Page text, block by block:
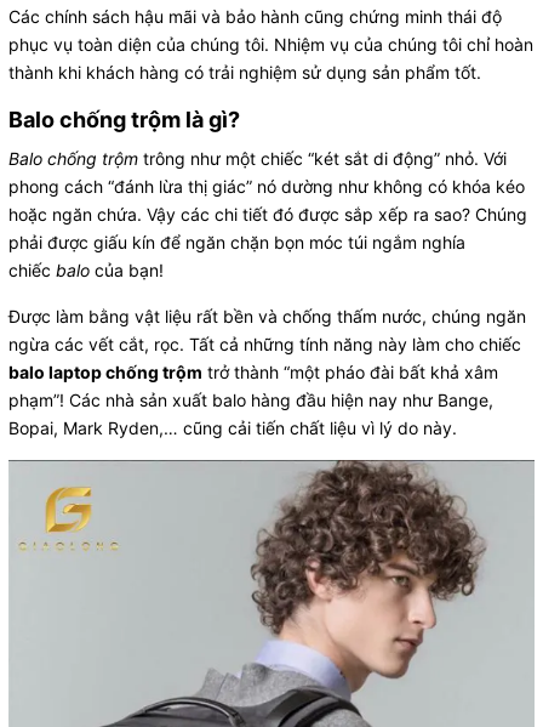
Các chính sách hậu mãi và bảo hành cũng chứng minh thái độ
phục vụ toàn diện của chúng tôi. Nhiệm vụ của chúng tôi chỉ hoàn
thành khi khách hàng có trải nghiệm sử dụng sản phẩm tốt.
Balo chống trộm là gì?
Balo chống trộm trông như một chiếc “két sắt di động” nhỏ. Với
phong cách “đánh lừa thị giác” nó dường như không có khóa kéo
hoặc ngăn chứa. Vậy các chi tiết đó được sắp xếp ra sao? Chúng
phải được giấu kín để ngăn chặn bọn móc túi ngắm nghía
chiếc balo của bạn!
Được làm bằng vật liệu rất bền và chống thấm nước, chúng ngăn
ngừa các vết cắt, rọc. Tất cả những tính năng này làm cho chiếc
balo laptop chống trộm trở thành “một pháo đài bất khả xâm
phạm”! Các nhà sản xuất balo hàng đầu hiện nay như Bange,
Bopai, Mark Ryden,… cũng cải tiến chất liệu vì lý do này.